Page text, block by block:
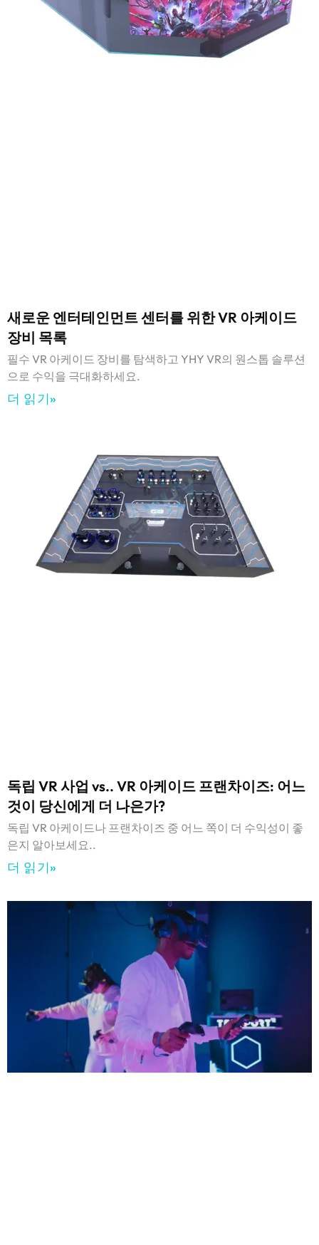
새로운 엔터테인먼트 센터를 위한 VR 아케이드
장비 목록
필수 VR 아케이드 장비를 탐색하고 YHY VR의 원스톱 솔루션
으로 수익을 극대화하세요.
더 읽기»
독립 VR 사업 vs.. VR 아케이드 프랜차이즈: 어느
것이 당신에게 더 나은가?
독립 VR 아케이드나 프랜차이즈 중 어느 쪽이 더 수익성이 좋
은지 알아보세요..
더 읽기»